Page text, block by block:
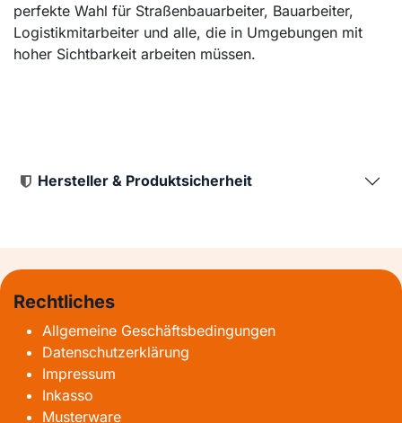
perfekte Wahl für Straßenbauarbeiter, Bauarbeiter,
Logistikmitarbeiter und alle, die in Umgebungen mit
hoher Sichtbarkeit arbeiten müssen.
Hersteller & Produktsicherheit
Rechtliches
Allgemeine Geschäftsbedingungen
Datenschutzerklärung
Impressum
Inkasso
Musterware